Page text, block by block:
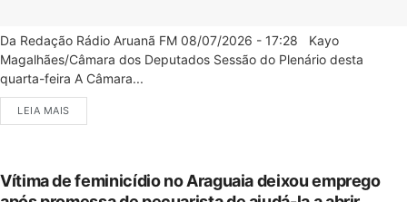
Da Redação Rádio Aruanã FM 08/07/2026 - 17:28 Kayo
Magalhães/Câmara dos Deputados Sessão do Plenário desta
quarta-feira A Câmara...
LEIA MAIS
Vítima de feminicídio no Araguaia deixou emprego